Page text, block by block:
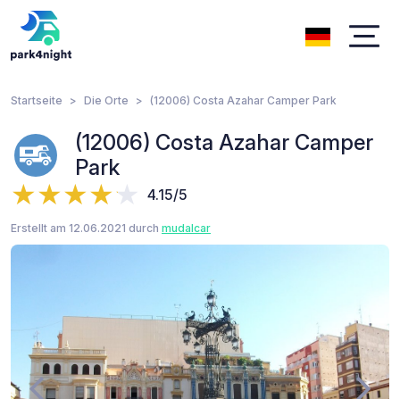
Startseite Die Orte (12006) Costa Azahar Camper Park
(12006) Costa Azahar Camper
Park
4.15/5
Erstellt am 12.06.2021 durch mudalcar